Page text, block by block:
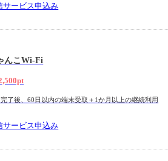
サービス申込み
んこWi-Fi
了後、60日以内の端末受取＋1か月以上の継続利用
サービス申込み